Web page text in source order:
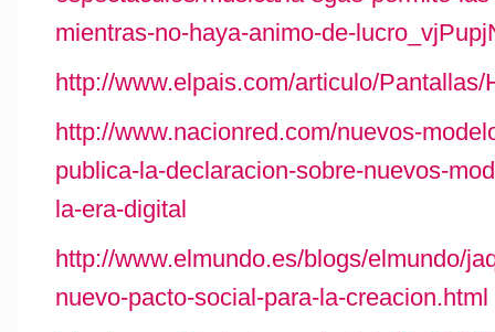
mientras-no-haya-animo-de-
http://www.elpais.com/articulo/
http://www.nacionred.com/nuevos-
publica-la-declaracion-sobre-nuevos-
la-era-digital
http://www.elmundo.es/blogs/elmundo/
nuevo-pacto-social-para-la-creacion.html